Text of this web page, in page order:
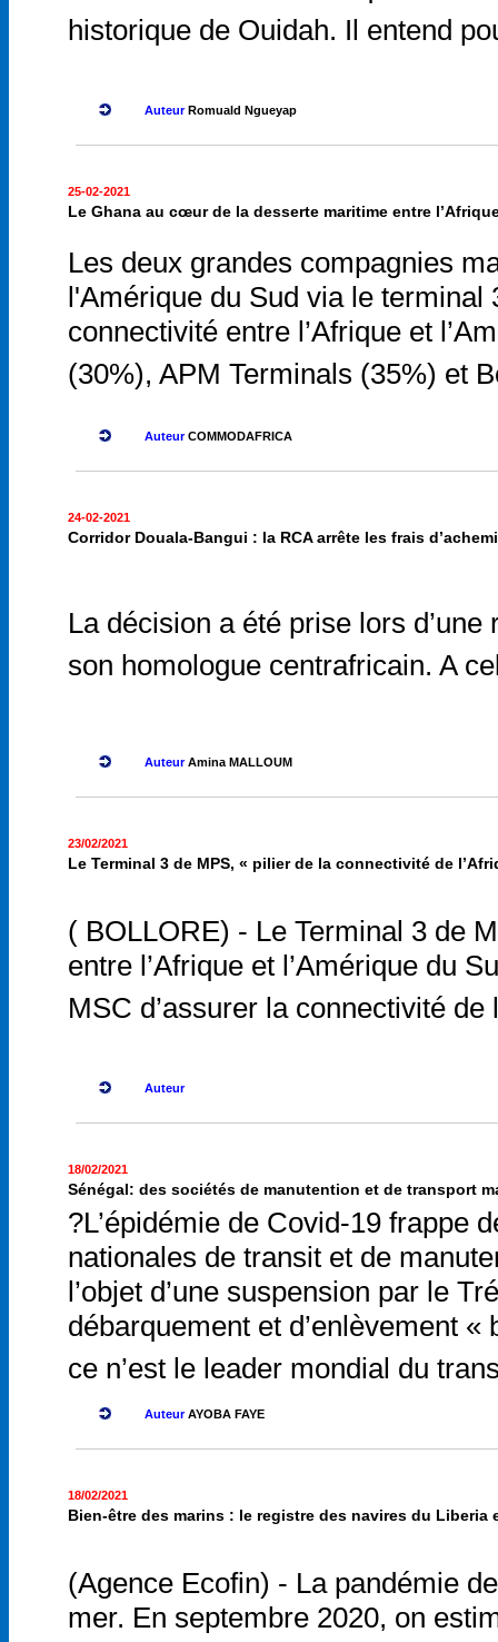
historique de Ouidah. Il entend
AuteurRomuald Ngueyap
25-02-2021
Le Ghana au cœur de la desserte maritime entre
Les deux grandes compagnies
l'Amérique du Sud via le
connectivité entre l’Afrique et
(30%), APM Terminals (35%) et
AuteurCOMMODAFRICA
24-02-2021
Corridor Douala-Bangui : la RCA arrête les frais
La décision a été prise lors
son homologue centrafricain. A
AuteurAmina MALLOUM
23/02/2021
Le Terminal 3 de MPS, « pilier de la connectivité de
( BOLLORE) - Le Terminal 3 de
entre l’Afrique et l’Amérique du
MSC d’assurer la connectivité
Auteur
18/02/2021
Sénégal: des sociétés de manutention et de transport
?L’épidémie de Covid-19 frappe
nationales de transit et de
l’objet d’une suspension par le
débarquement et d’enlèvement
ce n’est le leader mondial du
AuteurAYOBA FAYE
18/02/2021
Bien-être des marins : le registre des navires du Liberia
(Agence Ecofin) - La pandémie
mer. En septembre 2020, on